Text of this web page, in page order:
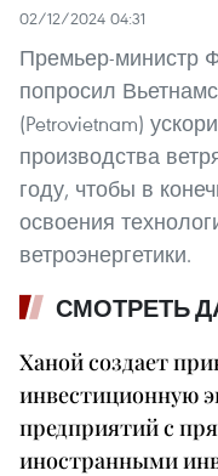
02/12/2024 04:31
Премьер-министр
попросил
(Petrovietnam)
производства
году, чтобы в
освоения
ветроэнергетики.
СМОТРЕТЬ
Ханой создает
инвестиционную
предприятий с
иностранными